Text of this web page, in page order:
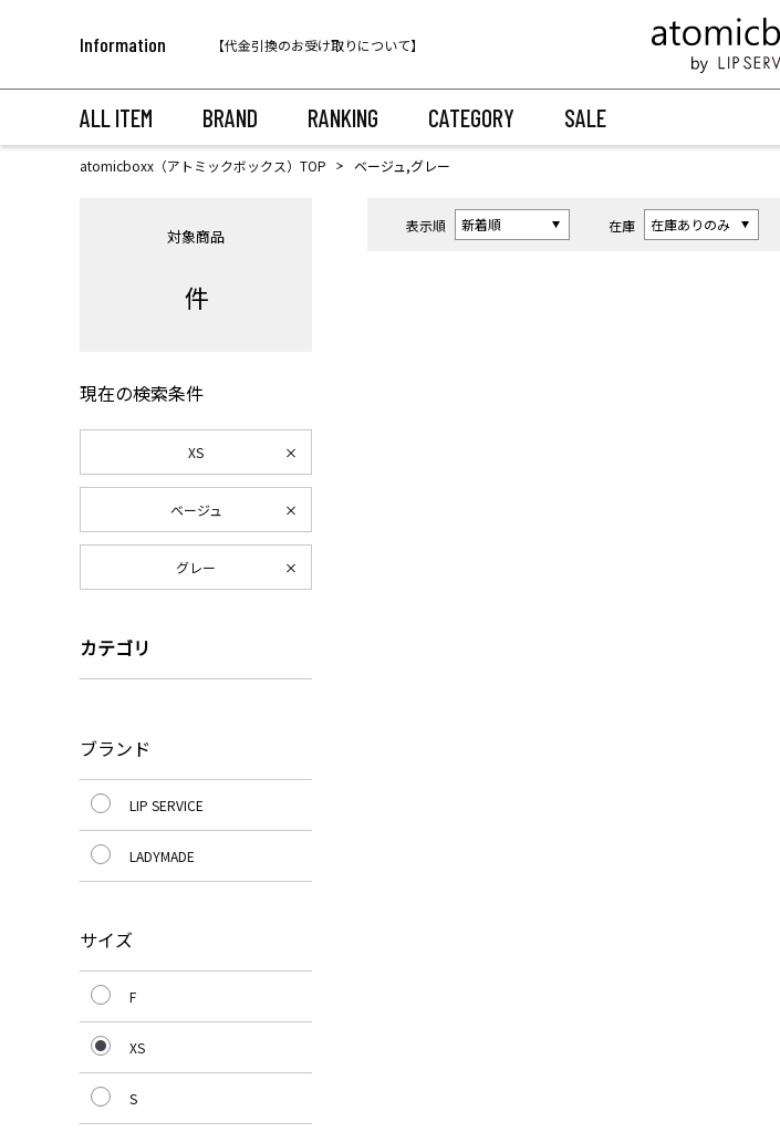
Information
【代金引換のお受け取りについて】
【重要】予約商品のお支払い方法（代金引換）変更に関するお知らせ
ALL ITEM BRAND RANKING CATEGORY SALE
atomicboxx（アトミックボックス）TOP ベージュ,グレー
表示順 在庫
対象商品
件
現在の検索条件
XS
ベージュ
グレー
カテゴリ
ブランド
LIP SERVICE
LADYMADE
サイズ
F
XS
S